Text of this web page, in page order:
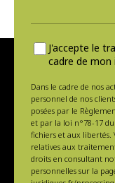
J'accepte le
cadre de
Dans le cadre de nos
personnel de nos
posées par le
et par la loi n°78-17
fichiers et aux libertés.
relatives aux
droits en consultant
personnelles sur la